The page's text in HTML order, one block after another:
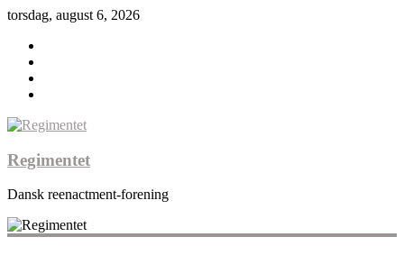
torsdag, august 6, 2026
Regimentet
Dansk reenactment-forening